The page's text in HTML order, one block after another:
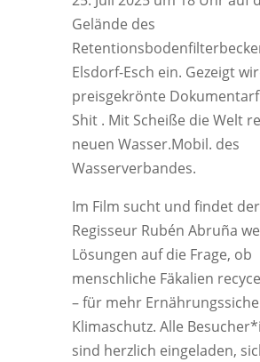
Gelände des
Elsdorf-Esch ein. Gezeigt
preisgekrönte
Shit . Mit Scheiße die Welt
neuen Wasser.Mobil. des
Wasserverbandes.
Im Film sucht und findet der
Regisseur Rubén Abruña
Lösungen auf die Frage, ob
menschliche Fäkalien
– für mehr
Klimaschutz. Alle
sind herzlich eingeladen,